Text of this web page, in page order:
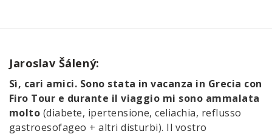
Jaroslav Šálený:
Sì, cari amici. Sono stata in vacanza in Grecia con
Firo Tour e durante il viaggio mi sono ammalata
molto (diabete, ipertensione, celiachia, reflusso
gastroesofageo + altri disturbi). Il vostro